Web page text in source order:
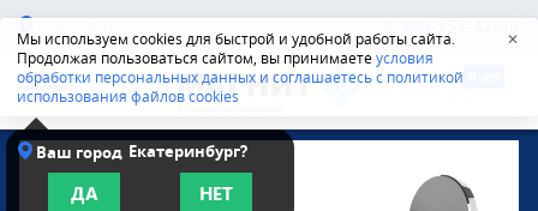
Мы используем cookies для быстрой и удобной работы сайта.
Продолжая пользоваться сайтом, вы принимаетеусловия
обработки персональных данных и соглашаетесь с политикой
использования файлов cookies
✕
Новосибирск 8-800-555-42-96
Ваш город Екатеринбург?
ДА НЕТ